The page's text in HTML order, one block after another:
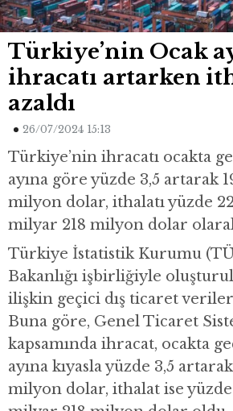
Türkiye’nin Ocak
ihracatı artarken
azaldı
26/07/2024 15:13
Türkiye’nin ihracatı ocakta
ayına göre yüzde 3,5 artarak
milyon dolar, ithalatı yüzde
milyar 218 milyon dolar
Türkiye İstatistik Kurumu
Bakanlığı işbirliğiyle
ilişkin geçici dış ticaret
Buna göre, Genel Ticaret
kapsamında ihracat, ocakta
ayına kıyasla yüzde 3,5
milyon dolar, ithalat ise yüzde